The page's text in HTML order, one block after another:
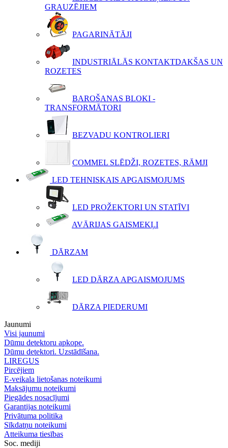
GRAUZĒJIEM
PAGARINĀTĀJI
INDUSTRIĀLĀS KONTAKTDAKŠAS UN
ROZETES
BAROŠANAS BLOKI -
TRANSFORMĀTORI
BEZVADU KONTROLIERI
COMMEL SLĒDŽI, ROZETES, RĀMJI
LED TEHNISKAIS APGAISMOJUMS
LED PROŽEKTORI UN STATĪVI
AVĀRIJAS GAISMEKĻI
DĀRZAM
LED DĀRZA APGAISMOJUMS
DĀRZA PIEDERUMI
Jaunumi
Visi jaunumi
Dūmu detektoru apkope.
Dūmu detektori. Uzstādīšana.
LIREGUS
Pircējiem
E-veikala lietošanas noteikumi
Maksājumu noteikumi
Piegādes nosacījumi
Garantijas noteikumi
Privātuma politika
Sīkdatņu noteikumi
Atteikuma tiesības
Soc. mediji